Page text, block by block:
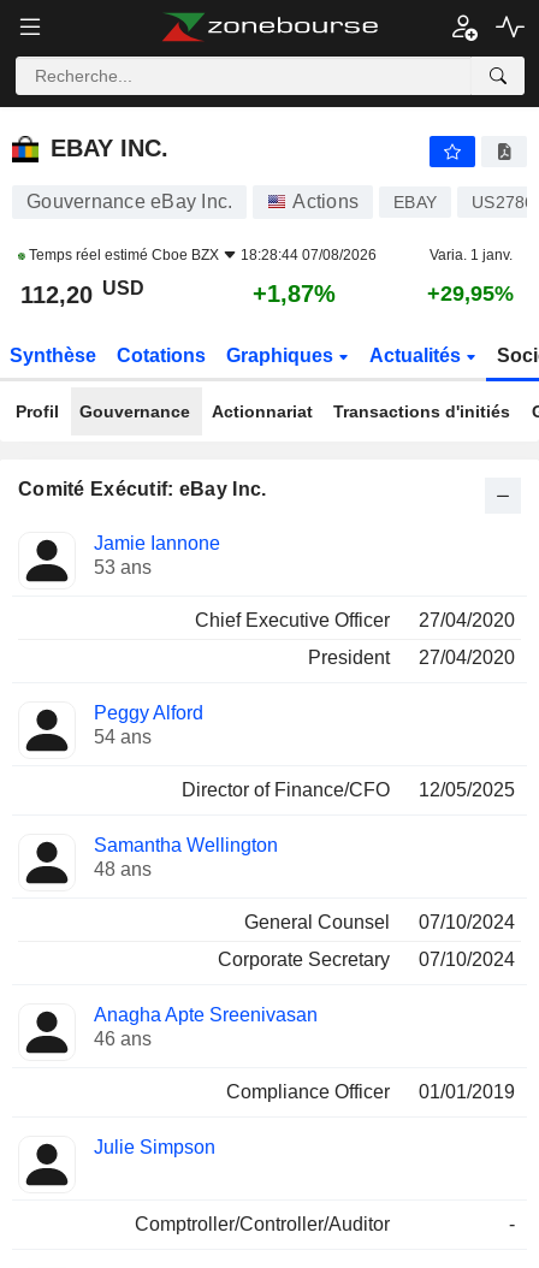
EBAY INC.
EBAY INC.
Gouvernance eBay Inc. Actions EBAY
Temps réel estimé Cboe BZX 18:28:44 07/08/2026 Varia. 1 janv.
112,20 USD +1,87% +29,95%
Synthèse Cotations Graphiques Actualités
Profil Gouvernance Actionnariat Transactions d'initiés
Comité Exécutif: eBay Inc.
Dirigeant
Fonctions
occupées
Jamie Iannone
53 ans
Chief Executive Officer
27/04/2020
President
27/04/2020
Peggy Alford
54 ans
Director of Finance/CFO 12/05/2025
Samantha Wellington
48 ans
General Counsel
07/10/2024
Corporate Secretary
07/10/2024
Anagha Apte Sreenivasan
46 ans
Compliance Officer 01/01/2019
Julie Simpson
Comptroller/Controller/Auditor -